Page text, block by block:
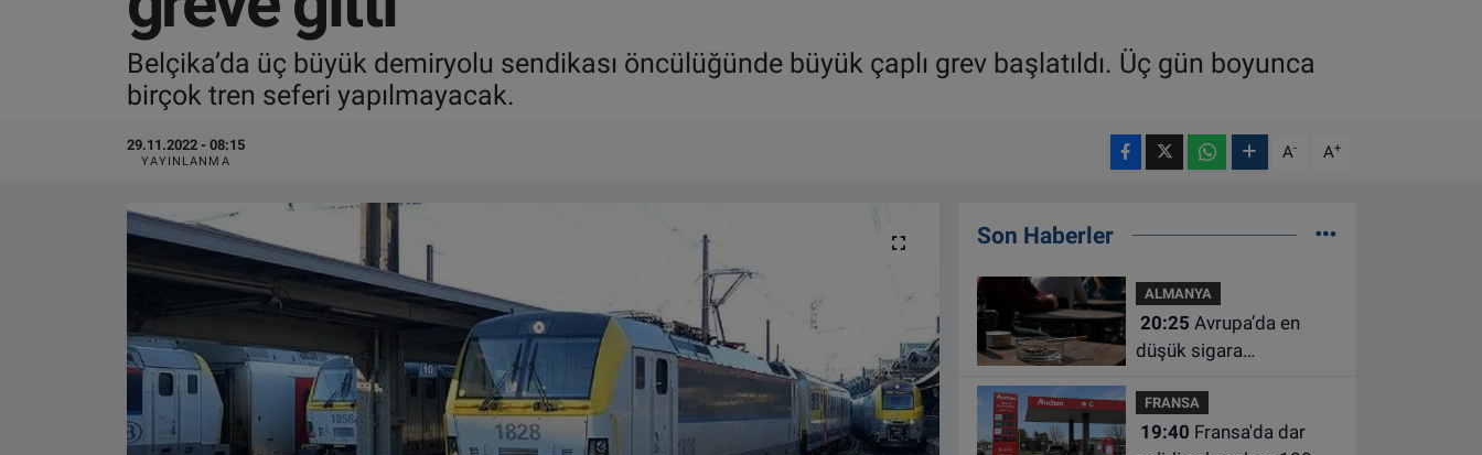
Belçika’da üç büyük demiryolu sendikası öncülüğünde büyük çaplı grev başlatıldı. Üç gün boyunca
birçok tren seferi yapılmayacak.
29.11.2022 - 08:15
YAYINLANMA A- A+
Son Haberler
ALMANYA
20:25
düşük sigara
Belçika’da olduğu
açıklandı
FRANSA
19:40
VIDEO GALERİ
ALGEMENE VOORWAARDEN
CONTACT
Çerez Politikası